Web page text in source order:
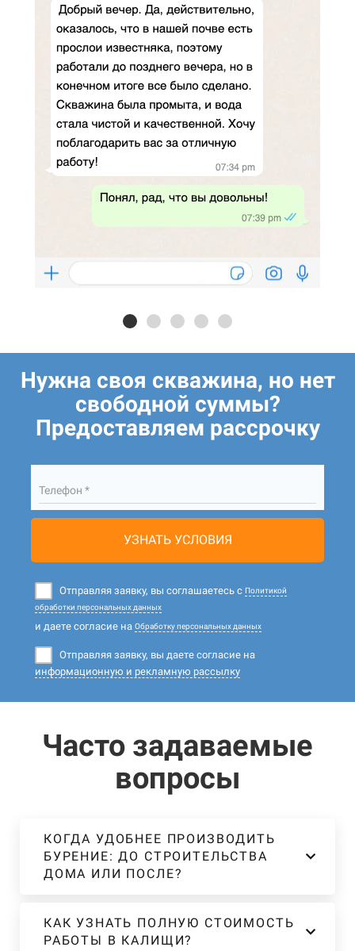
Нужна своя скважина, но нет
свободной суммы?
Предоставляем рассрочку
Телефон *
УЗНАТЬ УСЛОВИЯ
Отправляя заявку, вы соглашаетесь с Политикой
обработки персональных данных
и даете согласие на Обработку персональных данных
Отправляя заявку, вы даете согласие на
информационную и рекламную рассылку
Часто задаваемые
вопросы
КОГДА УДОБНЕЕ ПРОИЗВОДИТЬ
БУРЕНИЕ: ДО СТРОИТЕЛЬСТВА
ДОМА ИЛИ ПОСЛЕ?
КАК УЗНАТЬ ПОЛНУЮ СТОИМОСТЬ
РАБОТЫ В КАЛИЩИ?